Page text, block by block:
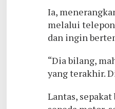
Ia,
melalui
dan ingin
“Dia bilang,
yang terakhir.
Lantas,